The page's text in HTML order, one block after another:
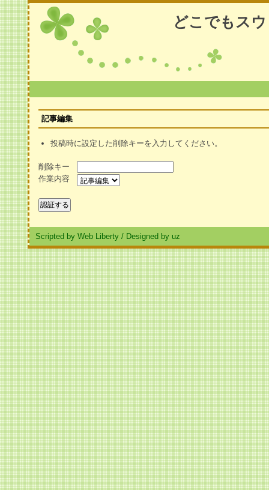
どこでもス
記事編集
投稿時に設定した削除キーを入力してください。
削除キー
作業内容
Scripted by Web Liberty / Designed by uz